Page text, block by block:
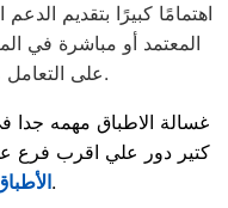
اهتمامًا كبيرًا بتقديم
المعتمد أو مباشرة في
على التعامل مع جميع أعطال الأجهزة.
غسالة الاطباق مهمه جدا
كتير دور علي اقرب فرع
.